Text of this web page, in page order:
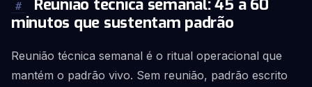
#
Reunião técnica semanal: 45 a 60
minutos que sustentam padrão
Reunião técnica semanal é o ritual operacional que
mantém o padrão vivo. Sem reunião, padrão escrito